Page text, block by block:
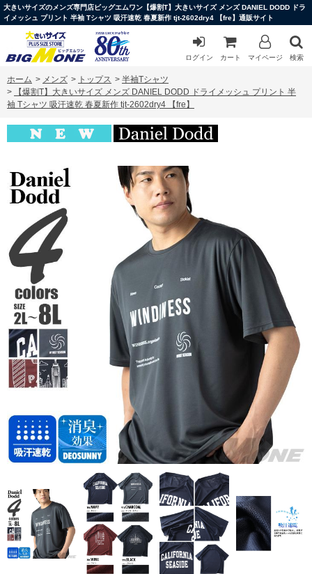
大きいサイズのメンズ専門店ビッグエムワン【爆割T】大きいサイズ メンズ DANIEL DODD ドラ
イメッシュ プリント 半袖 Tシャツ 吸汗速乾 春夏新作 tjt-2602dry4 【fre】通販サイト
ログイン カート マイページ 検索
ホーム > メンズ > トップス > 半袖Tシャツ
>
【爆割T】大きいサイズ メンズ DANIEL DODD ドライメッシュ プリント 半
袖 Tシャツ 吸汗速乾 春夏新作 tjt-2602dry4 【fre】